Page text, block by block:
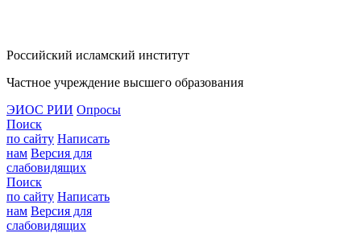
Российский исламский институт
Частное учреждение высшего образования
ЭИОС РИИ Опросы
Поиск
по сайту Написать
нам Версия для
слабовидящих
Поиск
по сайту Написать
нам Версия для
слабовидящих